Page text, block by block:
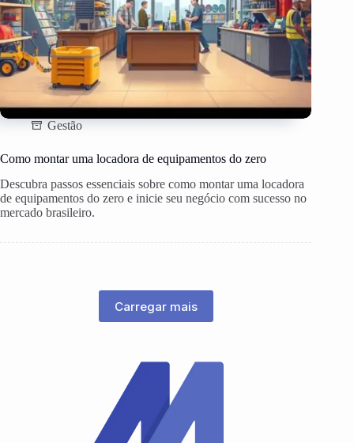
Gestão
Como montar uma locadora de equipamentos do zero
Descubra passos essenciais sobre como montar uma locadora
de equipamentos do zero e inicie seu negócio com sucesso no
mercado brasileiro.
Carregar mais